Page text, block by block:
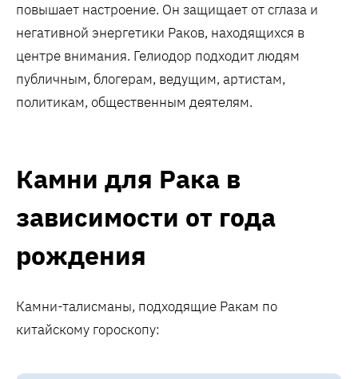
повышает настроение. Он защищает от сглаза и
негативной энергетики Раков, находящихся в
центре внимания. Гелиодор подходит людям
публичным, блогерам, ведущим, артистам,
политикам, общественным деятелям.
Камни для Рака в
зависимости от года
рождения
Камни-талисманы, подходящие Ракам по
китайскому гороскопу: